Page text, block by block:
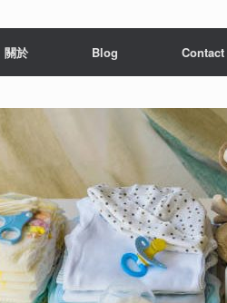
關於 Blog Contact